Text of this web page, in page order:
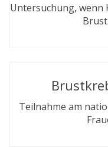
Untersuchung,
Teilnahme am